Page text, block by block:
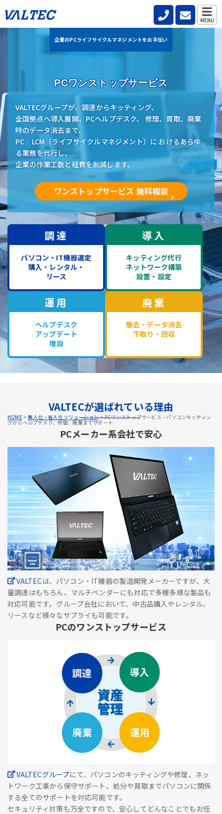
MENU
HOME>無人化・省人化ソリューション>PCワンストップサービス – パソコンキッティン
グからヘルプデスク、修理、廃棄までサポート
企業のPCライフサイクルマネジメントをお手伝い
PCワンストップサービス
VALTECグループが、調達からキッティング、
全国拠点へ導入展開、PCヘルプデスク、 修理、買取、廃棄
時のデータ消去まで、
PC‐LCM（ライフサイクルマネジメント）に おけるあらゆ
る業務を代行し、
企業の作業工数と経費を削減します。
ワンストップサービス 無料相談
調達
パソコン・IT機器選定
購入・レンタル・
リース
導入
キッティング代行
ネットワーク構築
設置・設定
運用
ヘルプデスク
アップデート
増設
廃棄
撤去・データ消去
下取り・回収
VALTECが選ばれている理由
PCメーカー系会社で安心
VALTECは、パソコン・IT機器の製造開発メーカーですが、大
量調達はもちろん、マルチベンダーにも対応で多種多様な製品も
対応可能です。グループ会社において、中古品購入やレンタル、
リースなど様々なサプライも可能です。
PCのワンストップサービス
VALTECグループにて、パソコンのキッティングや修理、ネッ
トワーク工事から保守サポート、処分や買取までパソコンに関係
する全てのサポートを対応可能です。
セキュリティ対策も万全ですので、安心してどんなことでもお任